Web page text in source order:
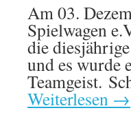
Am 03.
Spielwagen
die
und es wurde
Teamgeist.
Weiterlesen →